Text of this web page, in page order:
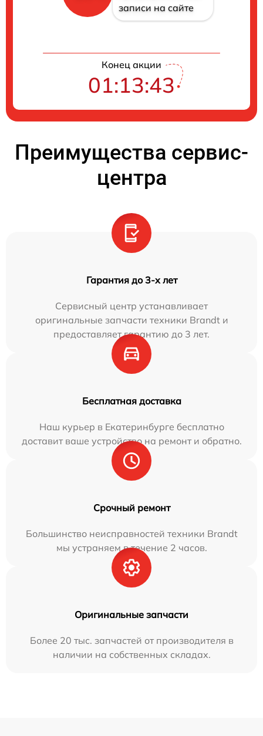
записи на сайте
Конец акции
01:13:42
Преимущества сервис-
центра
Гарантия до 3-х лет
Сервисный центр устанавливает
оригинальные запчасти техники Brandt и
предоставляет гарантию до 3 лет.
Бесплатная доставка
Наш курьер в Екатеринбурге бесплатно
доставит ваше устройство на ремонт и обратно.
Срочный ремонт
Большинство неисправностей техники Brandt
мы устраняем в течение 2 часов.
Оригинальные запчасти
Более 20 тыс. запчастей от производителя в
наличии на собственных складах.